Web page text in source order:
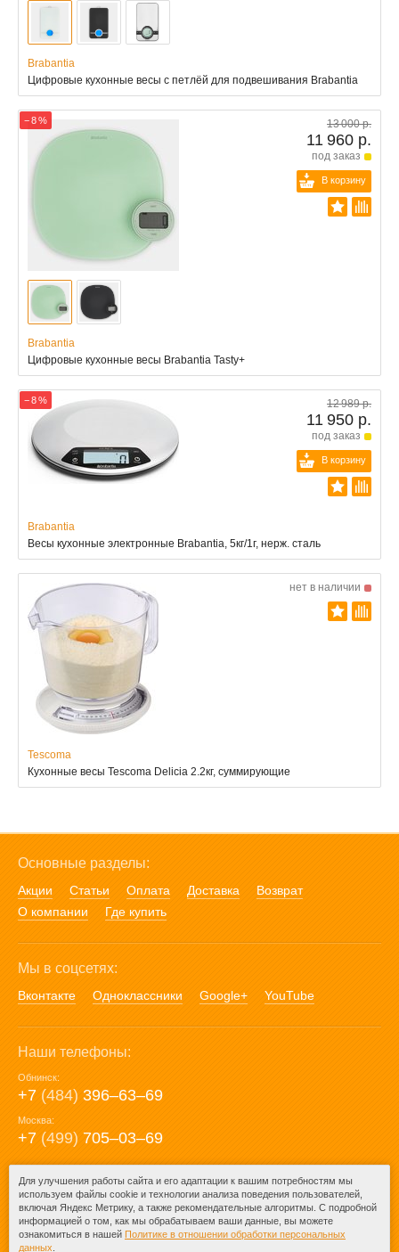
Brabantia
Цифровые кухонные весы с петлёй для подвешивания Brabantia
− 8 % 13 000 р.
11 960 р.
под заказ
В корзину
Brabantia
Цифровые кухонные весы Brabantia Tasty+
− 8 % 12 989 р.
11 950 р.
под заказ
В корзину
Brabantia
Весы кухонные электронные Brabantia, 5кг/1г, нерж. сталь
нет в наличии
Tescoma
Кухонные весы Tescoma Delicia 2.2кг, суммирующие
Основные разделы:
Акции Статьи Оплата Доставка
Возврат
О компании
Где купить
Мы в соцсетях:
Вконтакте Одноклассники Google+ YouTube
Наши телефоны:
Обнинск:
+7 (484) 396‒63‒69
Москва:
+7 (499) 705‒03‒69
E-mail:
mail@posuda40.ru
Для улучшения работы сайта и его адаптации к вашим потребностям мы
используем файлы cookie и технологии анализа поведения пользователей,
включая Яндекс Метрику, а также рекомендательные алгоритмы. С подробной
информацией о том, как мы обрабатываем ваши данные, вы можете
ознакомиться в нашей Политике в отношении обработки персональных
данных